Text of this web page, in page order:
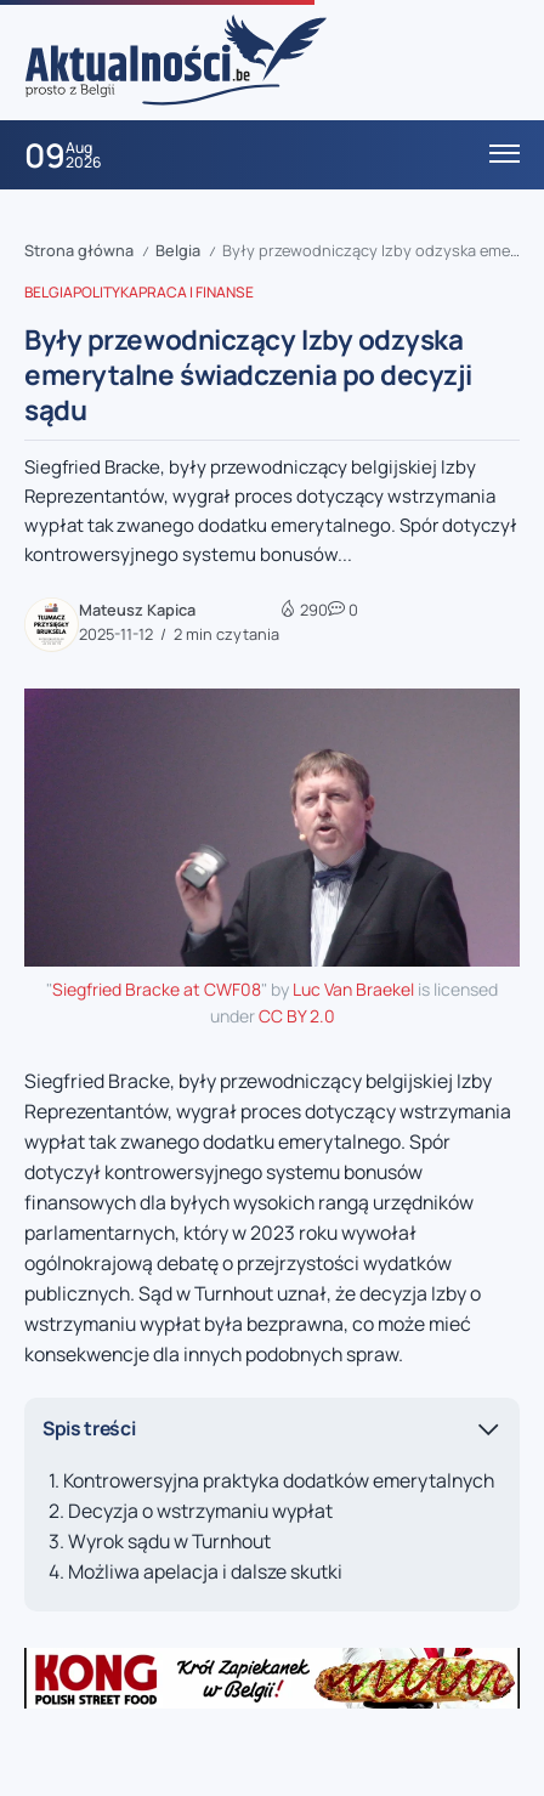
09Aug
2026
Strona główna / Belgia / Były przewodniczący Izby odzyska emerytalne świadczenia po decyzji sądu
BELGIAPOLITYKAPRACA I FINANSE
Były przewodniczący Izby odzyska
emerytalne świadczenia po decyzji
sądu
Siegfried Bracke, były przewodniczący belgijskiej Izby
Reprezentantów, wygrał proces dotyczący wstrzymania
wypłat tak zwanego dodatku emerytalnego. Spór dotyczył
kontrowersyjnego systemu bonusów...
Mateusz Kapica
2025-11-12
2 min czytania
290 0
"Siegfried Bracke at CWF08" by Luc Van Braekel is licensed
underCC BY 2.0
Siegfried Bracke, były przewodniczący belgijskiej Izby
Reprezentantów, wygrał proces dotyczący wstrzymania
wypłat tak zwanego dodatku emerytalnego. Spór
dotyczył kontrowersyjnego systemu bonusów
finansowych dla byłych wysokich rangą urzędników
parlamentarnych, który w 2023 roku wywołał
ogólnokrajową debatę o przejrzystości wydatków
publicznych. Sąd w Turnhout uznał, że decyzja Izby o
wstrzymaniu wypłat była bezprawna, co może mieć
konsekwencje dla innych podobnych spraw.
Spis treści
Kontrowersyjna praktyka dodatków emerytalnych
Decyzja o wstrzymaniu wypłat
Wyrok sądu w Turnhout
Możliwa apelacja i dalsze skutki